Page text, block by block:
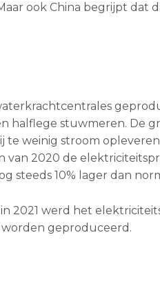
ook China begrijpt dat
halflege stuwmeren. De
weinig stroom
van 2020 de
steeds 10% lager dan
2021 werd het
geproduceerd.